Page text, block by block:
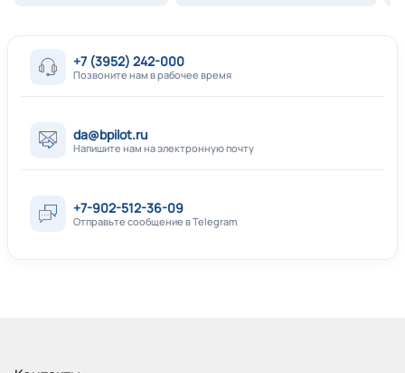
+7 (3952) 242-000
Позвоните нам в рабочее время
da@bpilot.ru
Напишите нам на электронную почту
+7-902-512-36-09
Отправьте сообщение в Telegram